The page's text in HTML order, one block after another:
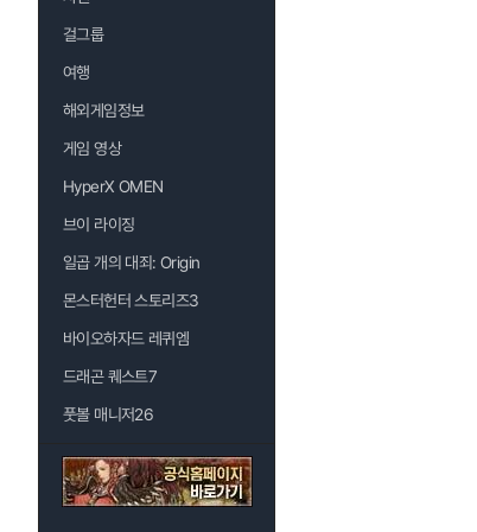
걸그룹
여행
해외게임정보
게임 영상
HyperX OMEN
브이 라이징
일곱 개의 대죄: Origin
몬스터헌터 스토리즈3
바이오하자드 레퀴엠
드래곤 퀘스트7
풋볼 매니저26